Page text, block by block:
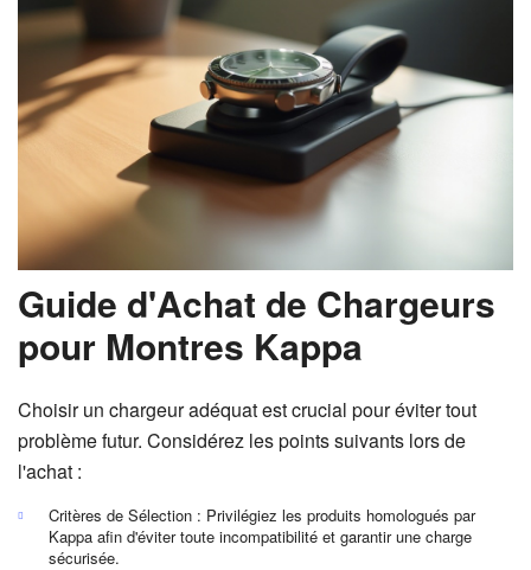
Guide d'Achat de Chargeurs
pour Montres Kappa
Choisir un chargeur adéquat est crucial pour éviter tout
problème futur. Considérez les points suivants lors de
l'achat :
Critères de Sélection : Privilégiez les produits homologués par
Kappa afin d'éviter toute incompatibilité et garantir une charge
sécurisée.